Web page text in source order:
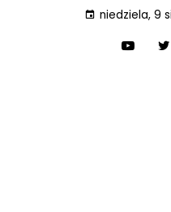
niedziela, 9